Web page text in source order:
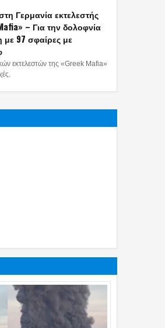
Γερμανία εκτελεστής
– Για την δολοφνία
97 σφαίρες με
εκτελεστών της «Greek Mafia»